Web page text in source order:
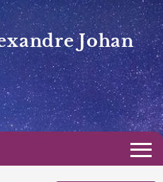
Johan